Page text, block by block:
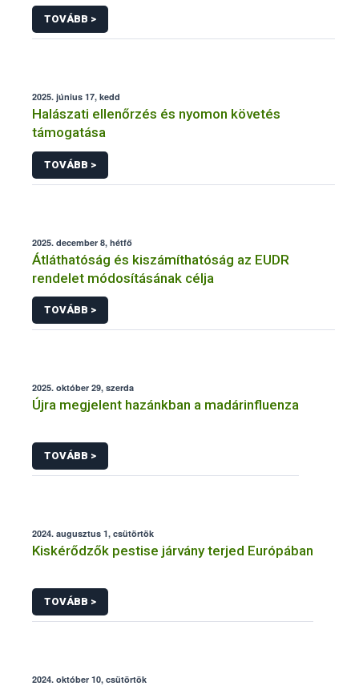
TOVÁBB >
2025. június 17, kedd
Halászati ellenőrzés és nyomon követés
támogatása
TOVÁBB >
2025. december 8, hétfő
Átláthatóság és kiszámíthatóság az EUDR
rendelet módosításának célja
TOVÁBB >
2025. október 29, szerda
Újra megjelent hazánkban a madárinfluenza
TOVÁBB >
2024. augusztus 1, csütörtök
Kiskérődzők pestise járvány terjed Európában
TOVÁBB >
2024. október 10, csütörtök